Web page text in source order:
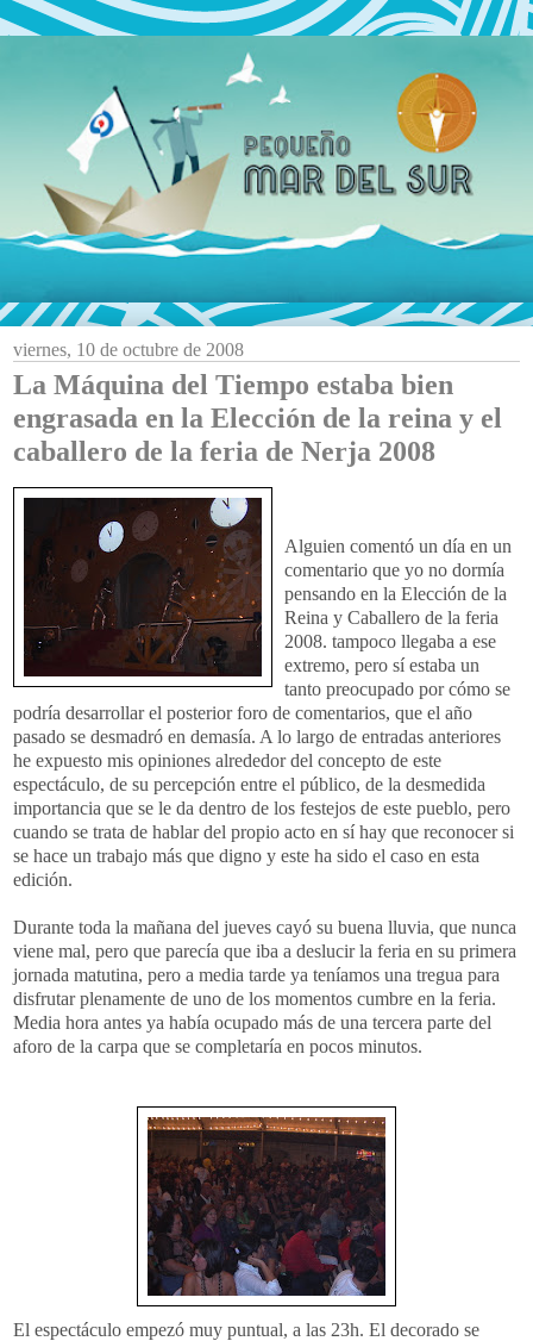
viernes, 10 de octubre de 2008
La Máquina del Tiempo estaba bien
engrasada en la Elección de la reina y el
caballero de la feria de Nerja 2008
Alguien comentó un día en un
comentario que yo no dormía
pensando en la Elección de la
Reina y Caballero de la feria
2008. tampoco llegaba a ese
extremo, pero sí estaba un
tanto preocupado por cómo se
podría desarrollar el posterior foro de comentarios, que el año
pasado se desmadró en demasía. A lo largo de entradas anteriores
he expuesto mis opiniones alrededor del concepto de este
espectáculo, de su percepción entre el público, de la desmedida
importancia que se le da dentro de los festejos de este pueblo, pero
cuando se trata de hablar del propio acto en sí hay que reconocer si
se hace un trabajo más que digno y este ha sido el caso en esta
edición.
Durante toda la mañana del jueves cayó su buena lluvia, que nunca
viene mal, pero que parecía que iba a deslucir la feria en su primera
jornada matutina, pero a media tarde ya teníamos una tregua para
disfrutar plenamente de uno de los momentos cumbre en la feria.
Media hora antes ya había ocupado más de una tercera parte del
aforo de la carpa que se completaría en pocos minutos.
El espectáculo empezó muy puntual, a las 23h. El decorado se